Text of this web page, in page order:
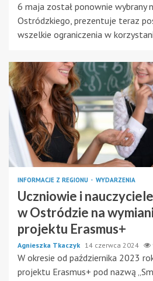
6 maja został ponownie wybrany
Ostródzkiego, prezentuje teraz
wszelkie ograniczenia w
INFORMACJE Z REGIONU WYDARZENIA
Uczniowie i
w Ostródzie na
projektu Erasmus+
Agnieszka Tkaczyk 14 czerwca 2024
W okresie od października 2023
projektu Erasmus+ pod nazwą